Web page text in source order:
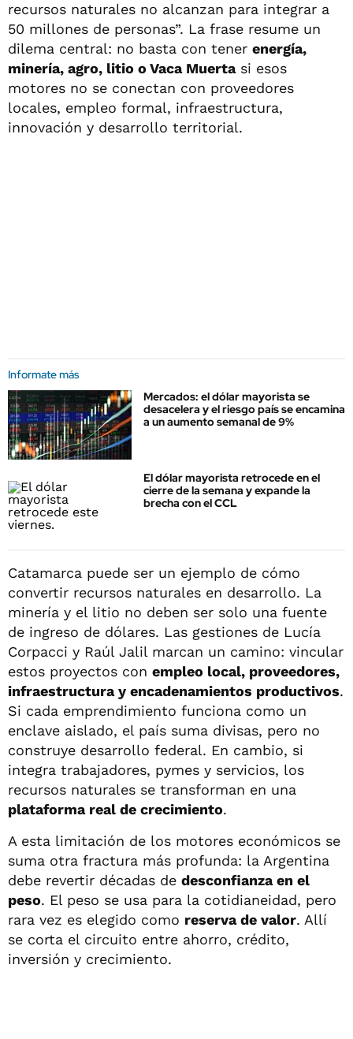
recursos naturales no alcanzan para integrar a
50 millones de personas”. La frase resume un
dilema central: no basta con tener energía,
minería, agro, litio o Vaca Muertasi esos
motores no se conectan con proveedores
locales, empleo formal, infraestructura,
innovación y desarrollo territorial.
Informate más
Mercados: el dólar mayorista se
desacelera y el riesgo país se encamina
a un aumento semanal de 9%
El dólar mayorista retrocede en el
cierre de la semana y expande la
brecha con el CCL
Catamarca puede ser un ejemplo de cómo
convertir recursos naturales en desarrollo. La
minería y el litio no deben ser solo una fuente
de ingreso de dólares. Las gestiones de Lucía
Corpacci y Raúl Jalil marcan un camino: vincular
estos proyectos con empleo local, proveedores,
infraestructura y encadenamientos productivos.
Si cada emprendimiento funciona como un
enclave aislado, el país suma divisas, pero no
construye desarrollo federal. En cambio, si
integra trabajadores, pymes y servicios, los
recursos naturales se transforman en una
plataforma real de crecimiento.
A esta limitación de los motores económicos se
suma otra fractura más profunda: la Argentina
debe revertir décadas de desconfianza en el
peso. El peso se usa para la cotidianeidad, pero
rara vez es elegido como reserva de valor. Allí
se corta el circuito entre ahorro, crédito,
inversión y crecimiento.